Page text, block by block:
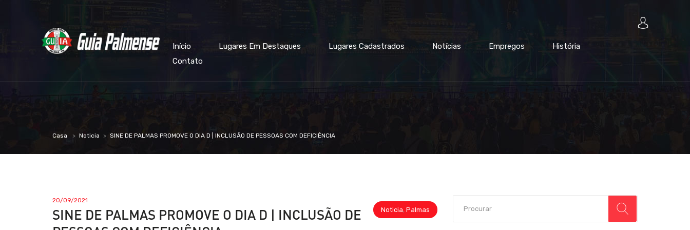
Início Lugares Em Destaques Lugares Cadastrados Notícias Empregos
História
Contato
Casa Noticia SINE DE PALMAS PROMOVE O DIA D | INCLUSÃO DE PESSOAS COM DEFICIÊNCIA
Noticia, Palmas
20/09/2021
SINE DE PALMAS PROMOVE O DIA D | INCLUSÃO DE